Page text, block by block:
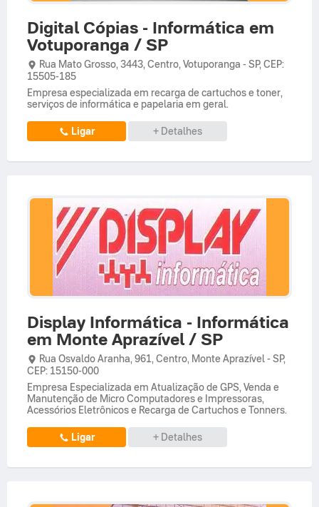
Digital Cópias - Informática em
Votuporanga / SP
Rua Mato Grosso, 3443, Centro, Votuporanga - SP, CEP:
15505-185
Empresa especializada em recarga de cartuchos e toner,
serviços de informática e papelaria em geral.
Ligar + Detalhes
Display Informática - Informática
em Monte Aprazível / SP
Rua Osvaldo Aranha, 961, Centro, Monte Aprazível- SP,
CEP: 15150-000
Empresa Especializada em Atualização de GPS, Venda e
Manutenção de Micro Computadores e Impressoras,
Acessórios Eletrônicos e Recarga de Cartuchos e Tonners.
Ligar + Detalhes